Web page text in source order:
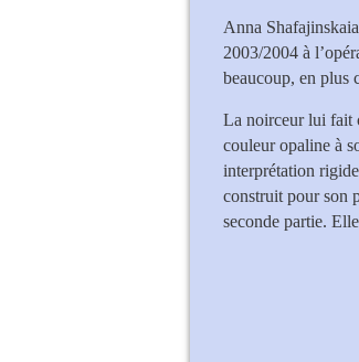
Anna
2003/2004 à
beaucoup, en plus
La noirceur lui fait
couleur opaline à
interprétation
construit pour son
seconde partie.